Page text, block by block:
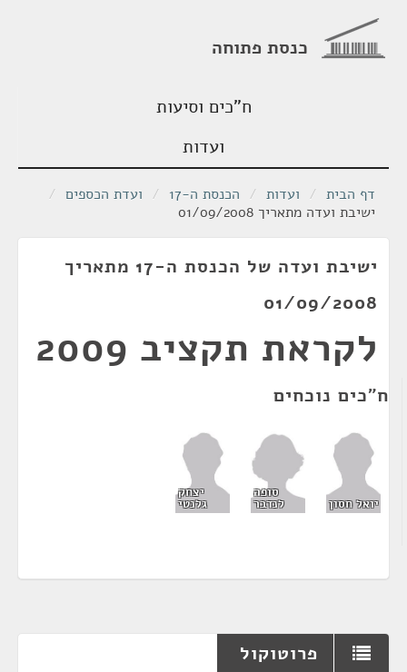
כנסת פתוחה
ח"כים וסיעות
ועדות
דף הבית / ועדות / הכנסת ה-17 / ועדת הכספים /
ישיבת ועדה מתאריך 01/09/2008
ישיבת ועדה של הכנסת ה-17 מתאריך
01/09/2008
לקראת תקציב 2009
ח"כים נוכחים
יואל חסון
סופה
לנדבר
יצחק
גלנטי
פרוטוקול